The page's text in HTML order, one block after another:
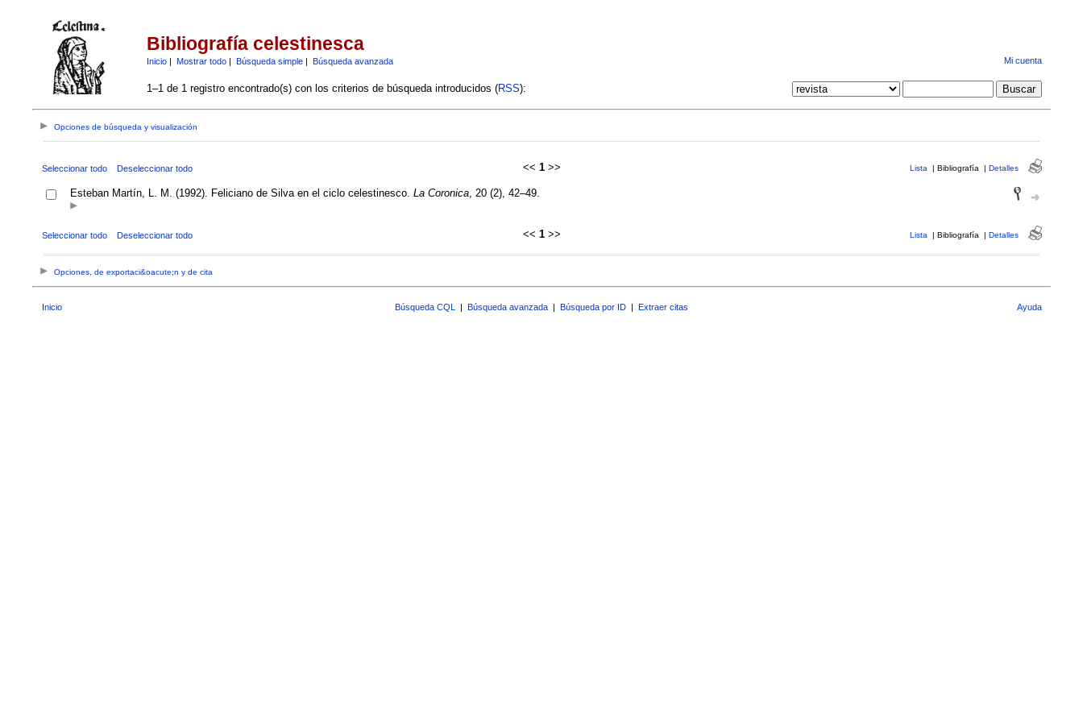
Bibliografía celestinesca
Inicio| Mostrar todo| Búsqueda simple| Búsqueda avanzada Mi cuenta
1–1 de 1 registro encontrado(s) con los criterios de búsqueda introducidos (RSS):
Opciones de búsqueda y visualización
Seleccionar todo Deseleccionar todo << 1>> Lista | Bibliografía | Detalles
Esteban Martín, L. M. (1992). Feliciano de Silva en el ciclo celestinesco. La Coronica, 20 (2), 42–49.
Seleccionar todo Deseleccionar todo << 1>> Lista | Bibliografía | Detalles
Opciones, de exportaci&oacute;n y de cita
Inicio Búsqueda CQL | Búsqueda avanzada | Búsqueda por ID | Extraer citas Ayuda